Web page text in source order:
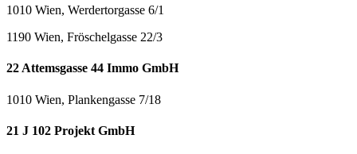
1010 Wien, Werdertorgasse 6/1
1190 Wien, Fröschelgasse 22/3
22 Attemsgasse 44 Immo GmbH
1010 Wien, Plankengasse 7/18
21 J 102 Projekt GmbH